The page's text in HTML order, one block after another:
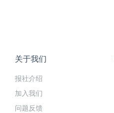
关于我们
报社介绍
加入我们
问题反馈